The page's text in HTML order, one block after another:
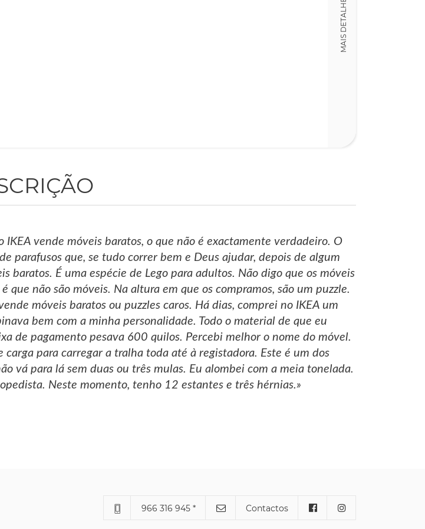
MAIS DETALHES
IKEA vende móveis baratos, o que não é exactamente verdadeiro. O
parafusos que, se tudo correr bem e Deus ajudar, depois de algum
baratos. É uma espécie de Lego para adultos. Não digo que os móveis
que não são móveis. Na altura em que os compramos, são um puzzle.
móveis baratos ou puzzles caros. Há dias, comprei no IKEA um
bem com a minha personalidade. Todo o material de que eu
de pagamento pesava 600 quilos. Percebi melhor o nome do móvel.
carga para carregar a tralha toda até à registadora. Este é um dos
vá para lá sem duas ou três mulas. Eu alombei com a meia tonelada.
Neste momento, tenho 12 estantes e três hérnias.»
966 316 945 * Contactos